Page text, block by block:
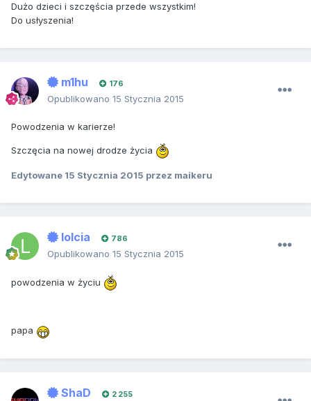
Dużo dzieci i szczęścia przede wszystkim!
Do usłyszenia!
m1hu 176
Opublikowano 15 Stycznia 2015
Powodzenia w karierze!
Szczęcia na nowej drodze życia
Edytowane 15 Stycznia 2015 przez maikeru
lolcia 786
Opublikowano 15 Stycznia 2015
powodzenia w życiu
papa
ShaD 2 255